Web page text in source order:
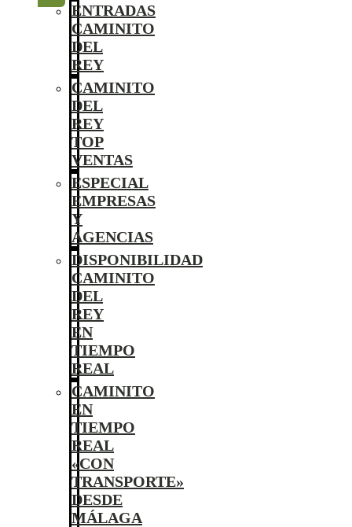
ENTRADAS
CAMINITO
DEL
REY
CAMINITO
DEL
REY
TOP
VENTAS
ESPECIAL
EMPRESAS
Y
AGENCIAS
DISPONIBILIDAD
CAMINITO
DEL
REY
EN
TIEMPO
REAL
CAMINITO
EN
TIEMPO
REAL
«CON
TRANSPORTE»
DESDE
MÁLAGA